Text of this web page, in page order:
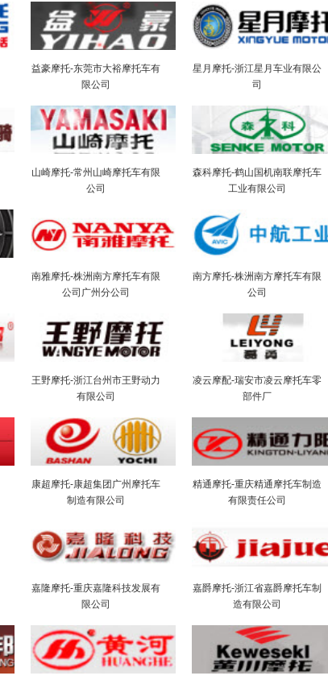
益豪摩托-东莞市大裕摩托车有
限公司
星月摩托-浙江星月车业有限公
司
山崎摩托-常州山崎摩托车有限
公司
森科摩托-鹤山国机南联摩托车
工业有限公司
南雅摩托-株洲南方摩托车有限
公司广州分公司
南方摩托-株洲南方摩托车有限
公司
王野摩托-浙江台州市王野动力
有限公司
凌云摩配-瑞安市凌云摩托车零
部件厂
康超摩托-康超集团广州摩托车
制造有限公司
精通摩托-重庆精通摩托车制造
有限责任公司
嘉隆摩托-重庆嘉隆科技发展有
限公司
嘉爵摩托-浙江省嘉爵摩托车制
造有限公司